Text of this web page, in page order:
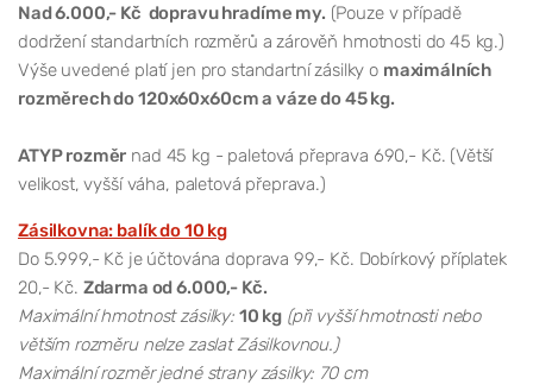
Nad 6.000,- Kč dopravu hradíme my. (Pouze v případě
dodržení standartních rozměrů a zárověň hmotnosti do 45 kg.)
Výše uvedené platí jen pro standartní zásilky o maximálních
rozměrech do 120x60x60cm a váze do 45 kg.
ATYP rozměr nad 45 kg - paletová přeprava 690,- Kč. (Větší
velikost, vyšší váha, paletová přeprava.)
Zásilkovna: balík do 10 kg
Do 5.999,- Kč je účtována doprava 99,- Kč. Dobírkový příplatek
20,- Kč. Zdarma od 6.000,- Kč.
Maximální hmotnost zásilky: 10 kg (při vyšší hmotnosti nebo
větším rozměru nelze zaslat Zásilkovnou.)
Maximální rozměr jedné strany zásilky: 70 cm